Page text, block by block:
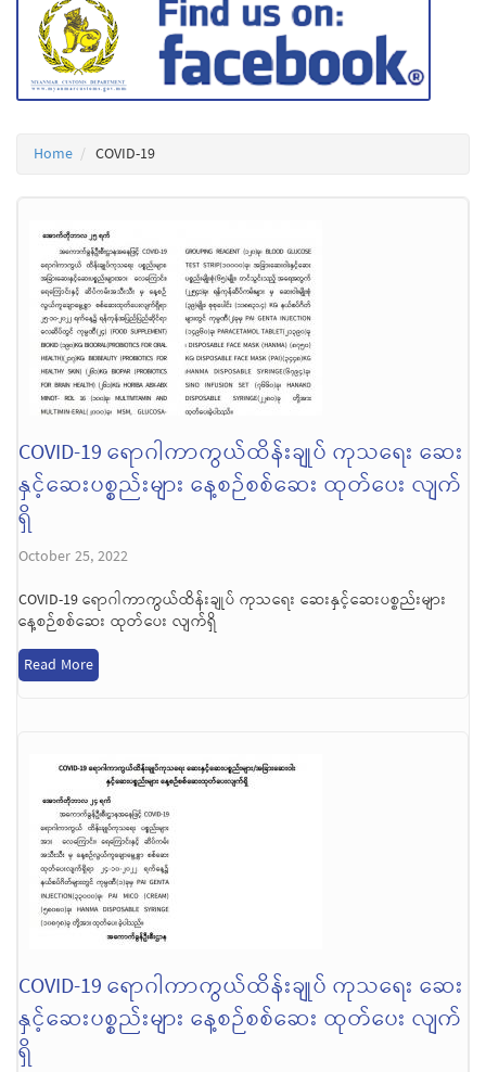
Home COVID-19
COVID-19 ရောဂါကာကွယ်ထိန်းချုပ် ကုသရေး ဆေး
နှင့်ဆေးပစ္စည်းများ နေ့စဉ်စစ်ဆေး ထုတ်ပေး လျက်
ရှိ
October 25, 2022
COVID-19 ရောဂါကာကွယ်ထိန်းချုပ် ကုသရေး ဆေးနှင့်ဆေးပစ္စည်းများ
နေ့စဉ်စစ်ဆေး ထုတ်ပေး လျက်ရှိ
Read More
COVID-19 ရောဂါကာကွယ်ထိန်းချုပ် ကုသရေး ဆေး
နှင့်ဆေးပစ္စည်းများ နေ့စဉ်စစ်ဆေး ထုတ်ပေး လျက်
ရှိ